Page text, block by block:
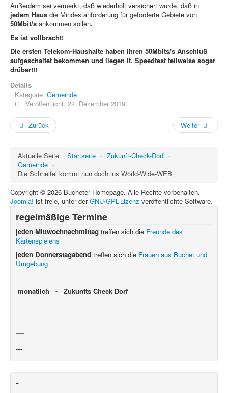
Außerdem sei vermerkt, daß wiederholt versichert wurde, daß in
jedem Haus die Mindestanforderung für geförderte Gebiete von
50Mbit/s ankommen sollen.
Es ist vollbracht!
Die ersten Telekom-Haushalte haben ihren 50Mbits/s Anschluß
aufgeschaltet bekommen und liegen lt. Speedtest teilweise sogar
drüber!!!
Details
Kategorie: Gemeinde
Veröffentlicht: 22. Dezember 2019
Zurück Weiter
Aktuelle Seite: Startseite - Zukunft-Check-Dorf -
Gemeinde -
Die Schneifel kommt nun doch ins Wörld-Wide-WEB
Copyright © 2026 Bucheter Homepage. Alle Rechte vorbehalten.
Joomla! ist freie, unter derGNU/GPL-Lizenz veröffentlichte Software.
regelmäßige Termine
jeden Mittwochnachmittag treffen sich die Freunde des
Kartenspielens
jeden Donnerstagabend treffen sich die Frauen aus Buchet und
Umgebung
monatlich - Zukunfts Check Dorf
----
----
-